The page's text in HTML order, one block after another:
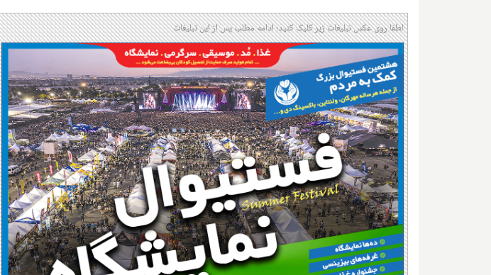
لطفا روی عکس تبلیغات زیر کلیک کنید؛ ادامه مطلب پس از این تبلیغات